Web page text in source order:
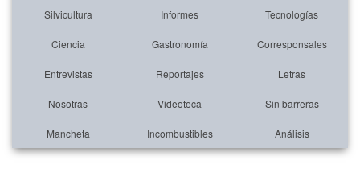
Silvicultura Informes Tecnologías
Ciencia Gastronomía Corresponsales
Entrevistas Reportajes Letras
Nosotras Videoteca Sin barreras
Mancheta Incombustibles Análisis